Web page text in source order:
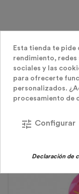
LOS
PRODUCTO
Esta tienda te pide
rendimiento, redes
sociales y las
para ofrecerte
personalizados.
procesamiento de
tune Configurar
Declaración de